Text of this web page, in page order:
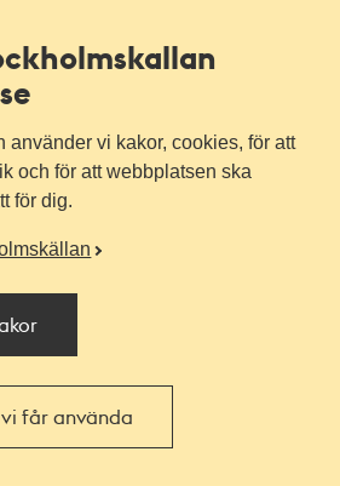
använder vi kakor, cookies, för att
och för att webbplatsen ska
för dig.
får använda